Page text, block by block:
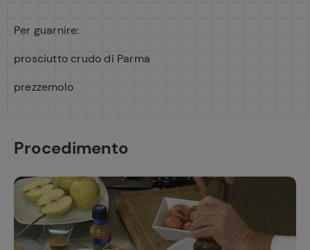
Per guarnire:
prosciutto crudo di Parma
prezzemolo
Procedimento